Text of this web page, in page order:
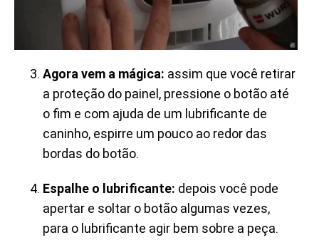
Agora vem a mágica: assim que você retirar
a proteção do painel, pressione o botão até
o fim e com ajuda de um lubrificante de
caninho, espirre um pouco ao redor das
bordas do botão.
Espalhe o lubrificante: depois você pode
apertar e soltar o botão algumas vezes,
para o lubrificante agir bem sobre a peça.